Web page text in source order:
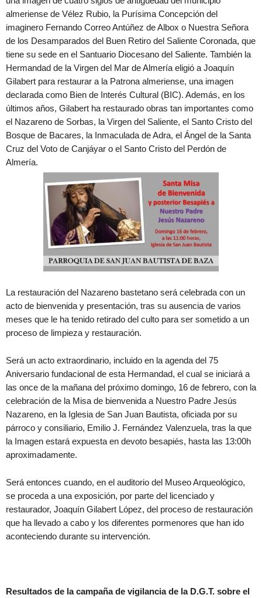
almeriense de Vélez Rubio, la Purísima Concepción del
imaginero Fernando Correo Antúñez de Albox o Nuestra Señora
de los Desamparados del Buen Retiro del Saliente Coronada, que
tiene su sede en el Santuario Diocesano del Saliente. También la
Hermandad de la Virgen del Mar de Almería eligió a Joaquín
Gilabert para restaurar a la Patrona almeriense, una imagen
declarada como Bien de Interés Cultural (BIC). Además, en los
últimos años, Gilabert ha restaurado obras tan importantes como
el Nazareno de Sorbas, la Virgen del Saliente, el Santo Cristo del
Bosque de Bacares, la Inmaculada de Adra, el Ángel de la Santa
Cruz del Voto de Canjáyar o el Santo Cristo del Perdón de
Almería.
La restauración del Nazareno bastetano será celebrada con un
acto de bienvenida y presentación, tras su ausencia de varios
meses que le ha tenido retirado del culto para ser sometido a un
proceso de limpieza y restauración.
Será un acto extraordinario, incluido en la agenda del 75
Aniversario fundacional de esta Hermandad, el cual se iniciará a
las once de la mañana del próximo domingo, 16 de febrero, con la
celebración de la Misa de bienvenida a Nuestro Padre Jesús
Nazareno, en la Iglesia de San Juan Bautista, oficiada por su
párroco y consiliario, Emilio J. Fernández Valenzuela, tras la que
la Imagen estará expuesta en devoto besapiés, hasta las 13:00h
aproximadamente.
Será entonces cuando, en el auditorio del Museo Arqueológico,
se proceda a una exposición, por parte del licenciado y
restaurador, Joaquín Gilabert López, del proceso de restauración
que ha llevado a cabo y los diferentes pormenores que han ido
aconteciendo durante su intervención.
Resultados de la campaña de vigilancia de la D.G.T. sobre el